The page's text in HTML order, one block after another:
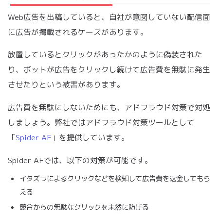
Web広告を出稿していると、自社が意図していない配信面
に広告が掲載されるケースがあります。
放置しているとクリックがあったかのように偽装された
り、ボットが広告をクリックし続けて広告費を無駄に発生
させたりという被害があります。
広告費を無駄にしないためにも、アドフラウド対策で対処
しましょう。弊社ではアドフラウド対策ツールとして
「Spider AF 」を提供しています。
Spider AFでは、以下の対策が可能です。
イタズラによるクリックなどを検知して広告費を返金してもら
える
競合からの無駄なクリックを未然に防げる